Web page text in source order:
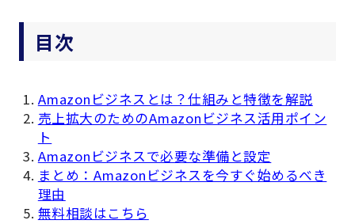
目次
Amazonビジネスとは？仕組みと特徴を解説
売上拡大のためのAmazonビジネス活用ポイン
ト
Amazonビジネスで必要な準備と設定
まとめ：Amazonビジネスを今すぐ始めるべき
理由
無料相談はこちら